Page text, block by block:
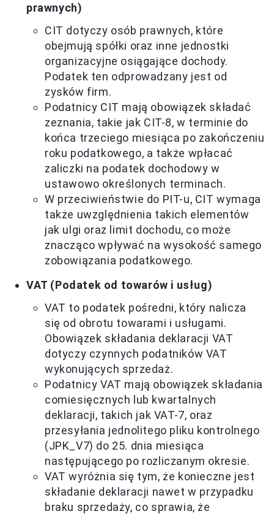
prawnych)
CIT dotyczy osób prawnych, które
obejmują spółki oraz inne jednostki
organizacyjne osiągające dochody.
Podatek ten odprowadzany jest od
zysków firm.
Podatnicy CIT mają obowiązek składać
zeznania, takie jak CIT-8, w terminie do
końca trzeciego miesiąca po zakończeniu
roku podatkowego, a także wpłacać
zaliczki na podatek dochodowy w
ustawowo określonych terminach.
W przeciwieństwie do PIT-u, CIT wymaga
także uwzględnienia takich elementów
jak ulgi oraz limit dochodu, co może
znacząco wpływać na wysokość samego
zobowiązania podatkowego.
VAT (Podatek od towarów i usług)
VAT to podatek pośredni, który nalicza
się od obrotu towarami i usługami.
Obowiązek składania deklaracji VAT
dotyczy czynnych podatników VAT
wykonujących sprzedaż.
Podatnicy VAT mają obowiązek składania
comiesięcznych lub kwartalnych
deklaracji, takich jak VAT-7, oraz
przesyłania jednolitego pliku kontrolnego
(JPK_V7) do 25. dnia miesiąca
następującego po rozliczanym okresie.
VAT wyróżnia się tym, że konieczne jest
składanie deklaracji nawet w przypadku
braku sprzedaży, co sprawia, że